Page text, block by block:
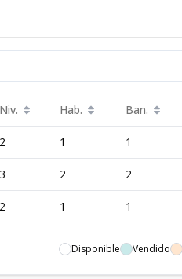
Niv. Hab. Ban.
2 1 1
3 2 2
2 1 1
Disponible Vendido